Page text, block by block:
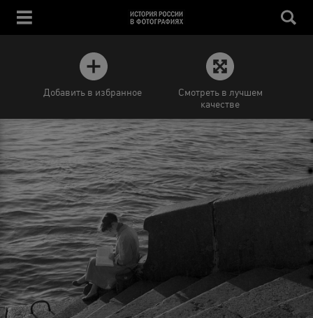
Добавить в избранное
Смотреть в лучшем
качестве